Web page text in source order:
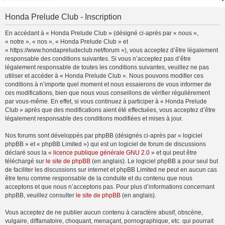
Honda Prelude Club - Inscription
En accédant à « Honda Prelude Club » (désigné ci-après par « nous »,
« notre », « nos », « Honda Prelude Club » et
« https://www.hondapreludeclub.net/forum »), vous acceptez d’être légalement
responsable des conditions suivantes. Si vous n’acceptez pas d’être
légalement responsable de toutes les conditions suivantes, veuillez ne pas
utiliser et accéder à « Honda Prelude Club ». Nous pouvons modifier ces
conditions à n’importe quel moment et nous essaierons de vous informer de
ces modifications, bien que nous vous conseillons de vérifier régulièrement
par vous-même. En effet, si vous continuez à participer à « Honda Prelude
Club » après que des modifications aient été effectuées, vous acceptez d’être
légalement responsable des conditions modifiées et mises à jour.
Nos forums sont développés par phpBB (désignés ci-après par « logiciel
phpBB » et « phpBB Limited ») qui est un logiciel de forum de discussions
déclaré sous la « licence publique générale GNU 2.0 » et qui peut être
téléchargé sur le site de phpBB (en anglais). Le logiciel phpBB a pour seul but
de faciliter les discussions sur internet et phpBB Limited ne peut en aucun cas
être tenu comme responsable de la conduite et du contenu que nous
acceptons et que nous n’acceptons pas. Pour plus d’informations concernant
phpBB, veuillez consulter le site de phpBB (en anglais).
Vous acceptez de ne publier aucun contenu à caractère abusif, obscène,
vulgaire, diffamatoire, choquant, menaçant, pornographique, etc. qui pourrait